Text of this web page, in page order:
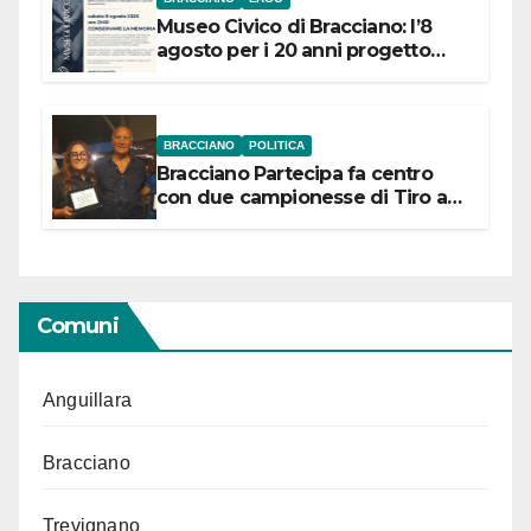
Museo Civico di Bracciano: l’8
agosto per i 20 anni progetto
BRACCIANO POLITICA
Bracciano Partecipa fa centro
con due campionesse di Tiro a
Comuni
Anguillara
Bracciano
Trevignano